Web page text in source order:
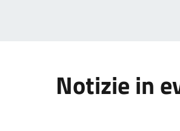
Notizie in